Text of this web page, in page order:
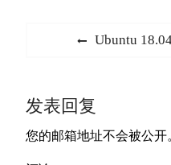
航
Previous
Ubuntu
发表回复
您的邮箱地址不会被公开